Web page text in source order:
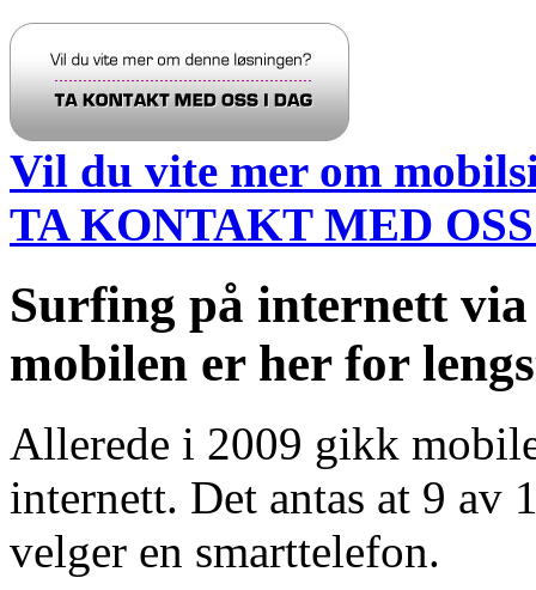
Vil du vite mer om
TA KONTAKT MED
Surfing på internett via
mobilen er her for
Allerede i 2009 gikk
internett. Det antas at 9 av
velger en smarttelefon.